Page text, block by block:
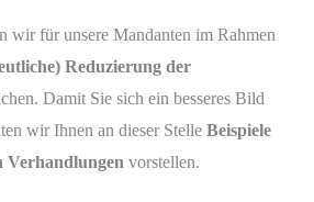
wir für unsere Mandanten im Rahmen
Reduzierung der
Damit Sie sich ein besseres Bild
wir Ihnen an dieser Stelle Beispiele
Verhandlungen vorstellen.